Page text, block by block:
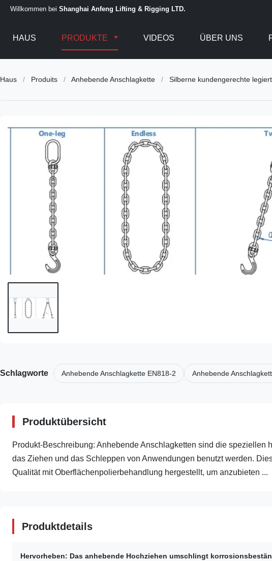
Willkommen bei Shanghai Anfeng Lifting & Rigging LTD.
HAUS PRODUKTE VIDEOS ÜBER UNS
Haus / Produits / Anhebende Anschlagkette / Silberne kundengerechte
Schlagworte Anhebende Anschlagkette EN818-2 Anhebende
Produktübersicht
Produkt-Beschreibung: Anhebende Anschlagketten sind die speziellen
das Ziehen und das Schleppen von Anwendungen benutzt werden.
Qualität mit Oberflächenpolierbehandlung hergestellt, um anzubieten ...
Produktdetails
Hervorheben: Das anhebende Hochziehen umschlingt